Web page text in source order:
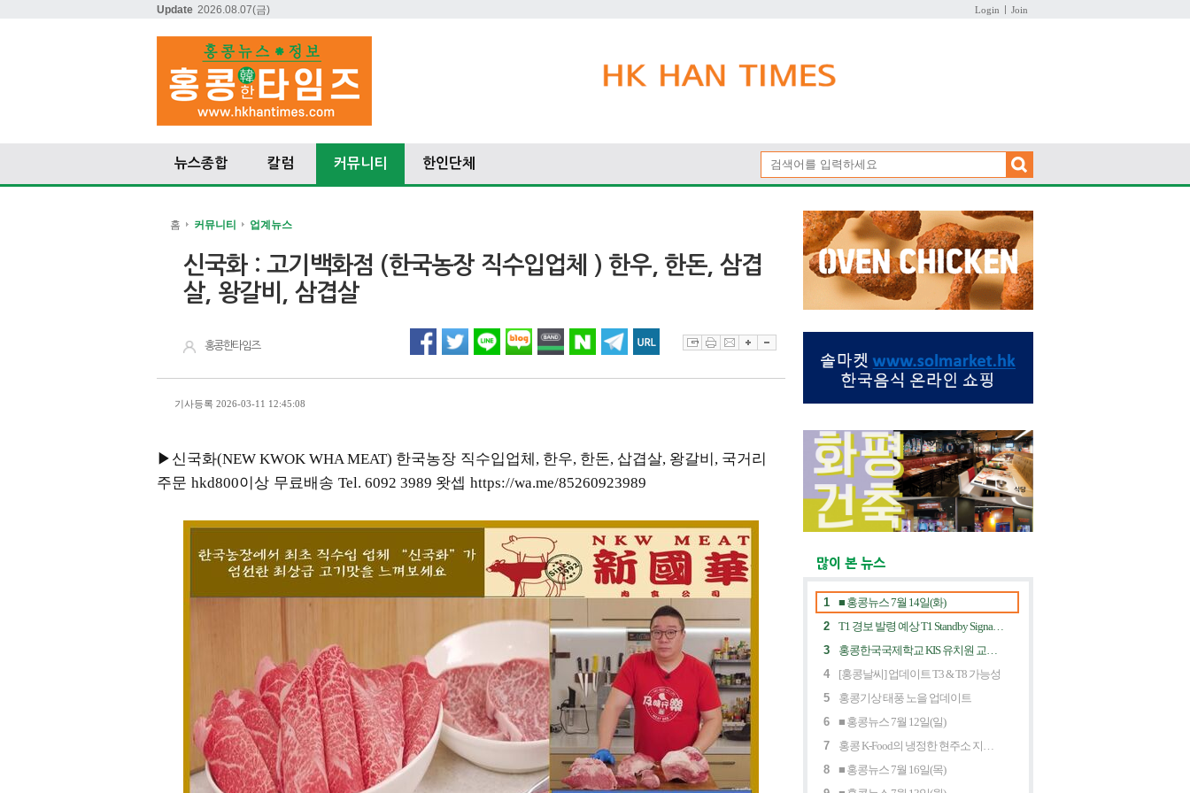
Login Join
Update 2026.08.07(금)
뉴스종합 칼럼 커뮤니티 한인단체
홈 커뮤니티 업계뉴스
신국화 : 고기백화점 (한국농장 직수입업체 ) 한우, 한돈, 삼겹
살, 왕갈비, 삼겹살
홍콩한타임즈
기사등록 2026-03-11 12:45:08
▶신국화(NEW KWOK WHA MEAT) 한국농장 직수입업체, 한우, 한돈, 삽겹살, 왕갈비, 국거리
주문 hkd800이상 무료배송 Tel. 6092 3989 왓셉 https://wa.me/85260923989
많이 본 뉴스
1
■ 홍콩뉴스 7월 14일(화)
2
3
4
[홍콩날씨] 업데이트 T3 & T8 가능성
5
홍콩기상 태풍 노을 업데이트
6
■ 홍콩뉴스 7월 12일(일)
7
8
■ 홍콩뉴스 7월 16일(목)